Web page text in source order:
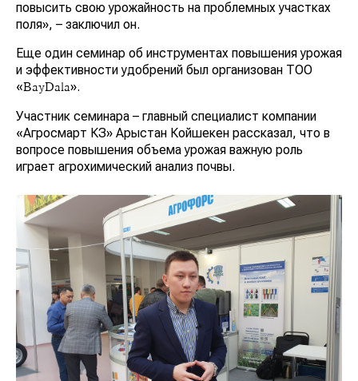
повысить свою урожайность на проблемных участках
поля», – заключил он.
Еще один семинар об инструментах повышения урожая
и эффективности удобрений был организован ТОО
«BayDala».
Участник семинара – главный специалист компании
«Агросмарт КЗ» Арыстан Койшекен рассказал, что в
вопросе повышения объема урожая важную роль
играет агрохимический анализ почвы.